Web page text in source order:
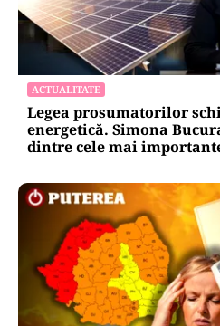
ACTUALITATE
Legea prosumatorilor
energetică. Simona
dintre cele mai